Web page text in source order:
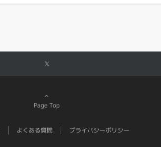
Page Top
よくある質問 プライバシーポリシー